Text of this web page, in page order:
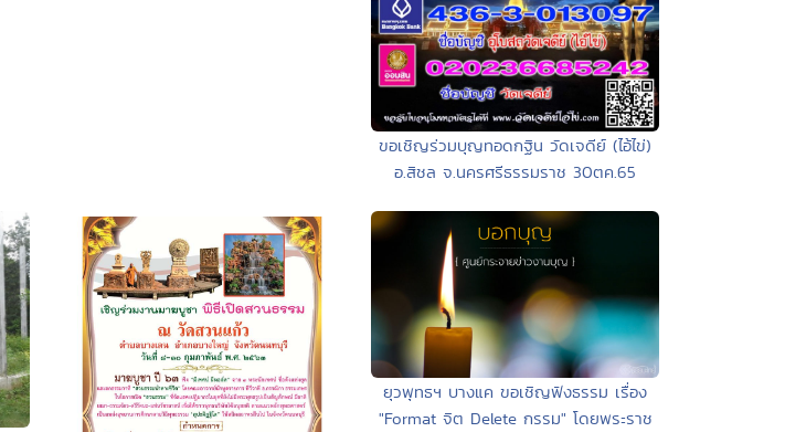
ขอเชิญร่วมบุญทอดกฐิน วัดเจดีย์ (ไอ้ไข่)
อ.สิชล จ.นครศรีธรรมราช 30ตค.65
ยุวพุทธฯ บางแค ขอเชิญฟังธรรม เรื่อง
"Format จิต Delete กรรม" โดยพระราช